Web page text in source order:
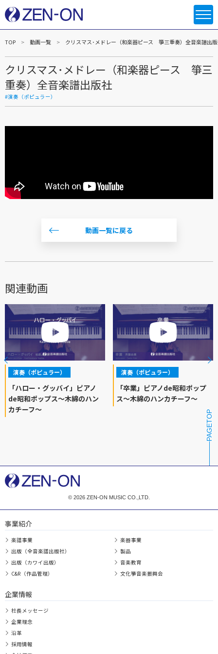
TOP 動画一覧 クリスマス･メドレー（和楽器ピース 箏三重奏）全音楽譜出
クリスマス･メドレー（和楽器ピース 箏三
重奏）全音楽譜出版社
#演奏（ポピュラー）
動画一覧に戻る
関連動画
演奏（ポピュラー）
「ハロー・グッバイ」ピアノ
de昭和ポップス～木綿のハン
カチーフ～
演奏（ポピュラー）
「卒業」ピアノde昭和ポップ
ス～木綿のハンカチーフ～
PAGETOP
© 2026 ZEN-ON MUSIC CO.,LTD.
事業紹介
楽譜事業
出版（全音楽譜出版社）
出版（カワイ出版）
C&R（作品管理）
楽器事業
製品
音楽教育
文化箏音楽振興会
企業情報
社長メッセージ
企業理念
沿革
採用情報